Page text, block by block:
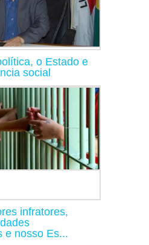
o Estado e
social
infratores,
e nosso Es...